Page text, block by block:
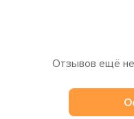
Отзывов ещё